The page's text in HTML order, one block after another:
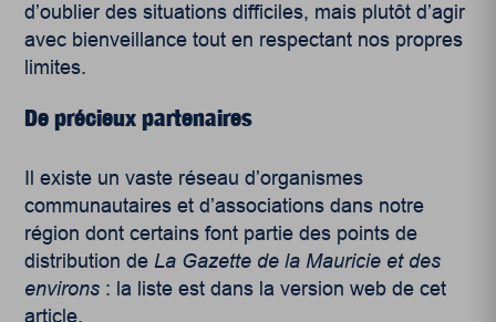
d’oublier des situations difficiles, mais plutôt d’agir
avec bienveillance tout en respectant nos propres
limites.
De précieux partenaires
Il existe un vaste réseau d’organismes
communautaires et d’associations dans notre
région dont certains font partie des points de
distribution deLa Gazette de la Mauricie et des
environs : la liste est dans la version web de cet
article.